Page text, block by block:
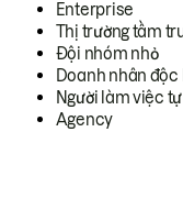
Enterprise
Thị trường tầm
Đội nhóm nhỏ
Doanh nhân độc
Người làm việc
Agency